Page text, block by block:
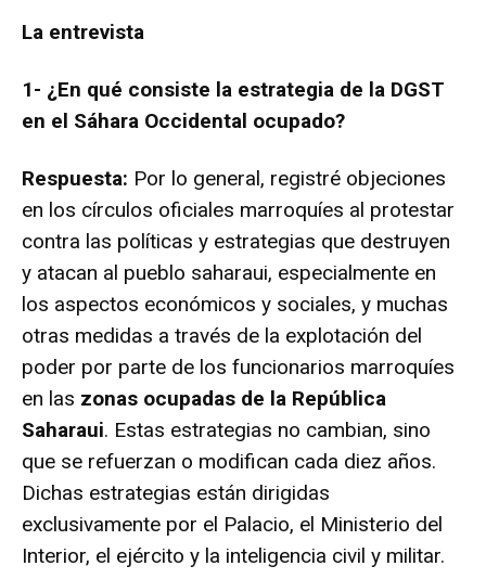
La entrevista
1- ¿En qué consiste la estrategia de la DGST
en el Sáhara Occidental ocupado?
Respuesta: Por lo general, registré objeciones
en los círculos oficiales marroquíes al protestar
contra las políticas y estrategias que destruyen
y atacan al pueblo saharaui, especialmente en
los aspectos económicos y sociales, y muchas
otras medidas a través de la explotación del
poder por parte de los funcionarios marroquíes
en las zonas ocupadas de la República
Saharaui. Estas estrategias no cambian, sino
que se refuerzan o modifican cada diez años.
Dichas estrategias están dirigidas
exclusivamente por el Palacio, el Ministerio del
Interior, el ejército y la inteligencia civil y militar.